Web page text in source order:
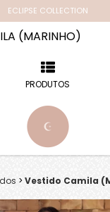
ECLIPSE COLLECTION
(MARINHO)
PRODUTOS
> Vestido Camila